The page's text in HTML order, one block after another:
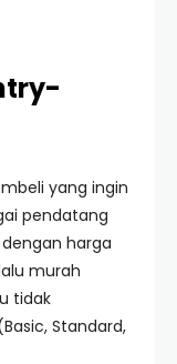
yang ingin
pendatang
harga
murah
tidak
Standard,